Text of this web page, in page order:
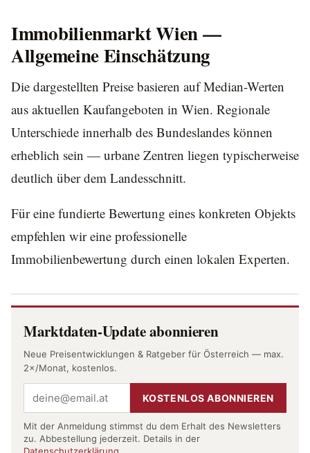
Immobilienmarkt Wien —
Allgemeine Einschätzung
Die dargestellten Preise basieren auf Median-Werten
aus aktuellen Kaufangeboten in Wien. Regionale
Unterschiede innerhalb des Bundeslandes können
erheblich sein — urbane Zentren liegen typischerweise
deutlich über dem Landesschnitt.
Für eine fundierte Bewertung eines konkreten Objekts
empfehlen wir eine professionelle
Immobilienbewertung durch einen lokalen Experten.
Marktdaten-Update abonnieren
Neue Preisentwicklungen & Ratgeber für Österreich — max.
2×/Monat, kostenlos.
KOSTENLOS ABONNIEREN
Mit der Anmeldung stimmst du dem Erhalt des Newsletters
zu. Abbestellung jederzeit. Details in der